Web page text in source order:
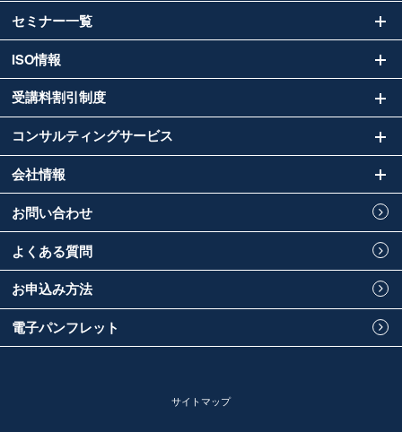
セミナー一覧
ISO情報
受講料割引制度
コンサルティングサービス
会社情報
お問い合わせ
よくある質問
お申込み方法
電子パンフレット
サイトマップ